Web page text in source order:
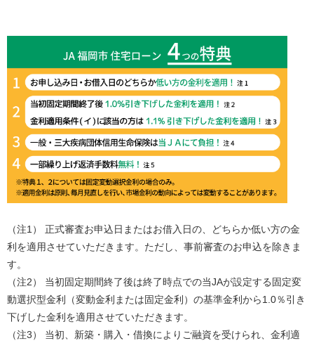
（注1） 正式審査お申込日またはお借入日の、どちらか低い方の金
利を適用させていただきます。ただし、事前審査のお申込を除きま
す。
（注2） 当初固定期間終了後は終了時点での当JAが設定する固定変
動選択型金利（変動金利または固定金利）の基準金利から1.0％引き
下げした金利を適用させていただきます。
（注3） 当初、新築・購入・借換によりご融資を受けられ、金利適